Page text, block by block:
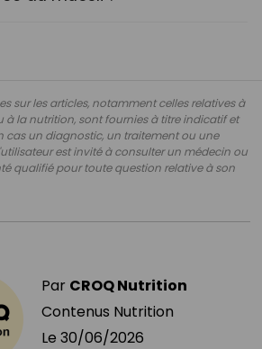
sur les articles, notamment celles relatives à
à la nutrition, sont fournies à titre indicatif et
cas un diagnostic, un traitement ou une
est invité à consulter un médecin ou
qualifié pour toute question relative à son
Par CROQ Nutrition
Contenus Nutrition
Le 30/06/2026